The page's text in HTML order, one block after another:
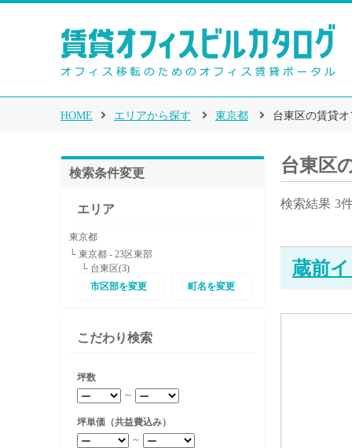
HOME エリアから探す 東京都 台東区の賃貸
検索条件変更
エリア
東京都
└ 東京都 - 23区東部
└ 台東区(3)
市区部を変更
町名を変更
こだわり検索
坪数
～
坪単価（共益費込み）
～
台東区
検索結果 3
蔵前